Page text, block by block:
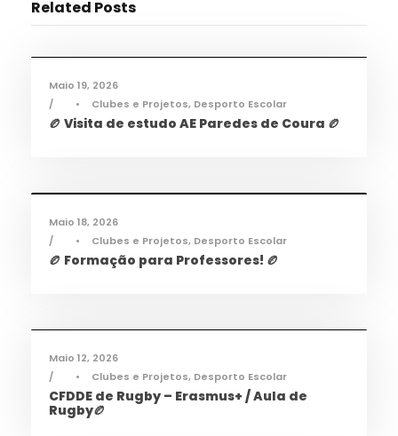
Related Posts
Desporto,Notícias
Maio 19, 2026
•
Clubes e Projetos, Desporto Escolar
🏉 Visita de estudo AE Paredes de Coura 🏉
Maio 18, 2026
•
Clubes e Projetos, Desporto Escolar
🏉 Formação para Professores! 🏉
Maio 12, 2026
•
Clubes e Projetos, Desporto Escolar
CFDDE de Rugby – Erasmus+ / Aula de
Rugby🏉